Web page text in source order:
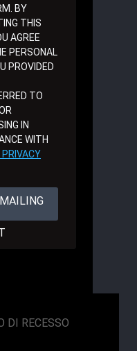
BY
THIS
AGREE
PERSONAL
PROVIDED
TO
IN
WITH
DI RECESSO